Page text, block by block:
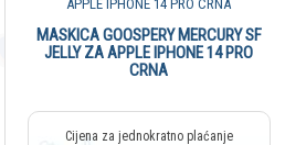
MASKICA GOOSPERY MERCURY SF
JELLY ZA APPLE IPHONE 14 PRO
CRNA